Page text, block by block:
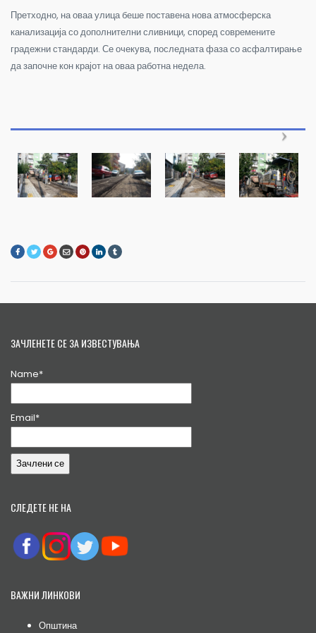
Претходно, на оваа улица беше поставена нова атмосферска
канализација со дополнителни сливници, според современите
градежни стандарди. Се очекува, последната фаза со асфалтирање
да започне кон крајот на оваа работна недела.
ЗАЧЛЕНЕТЕ СЕ ЗА ИЗВЕСТУВАЊА
Name*
Email*
СЛЕДЕТЕ НЕ НА
ВАЖНИ ЛИНКОВИ
Општина